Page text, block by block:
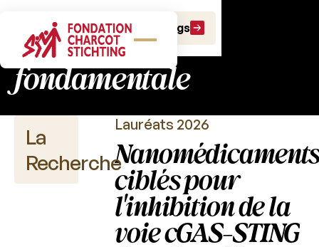
Faire un don Faire un legs
Fonds charcot :
recherche
fondamentale
La
Recherche
Publications
scientifiques
Lauréats 2026
ciblés pour
l'inhibition de la
voie cGAS-STING